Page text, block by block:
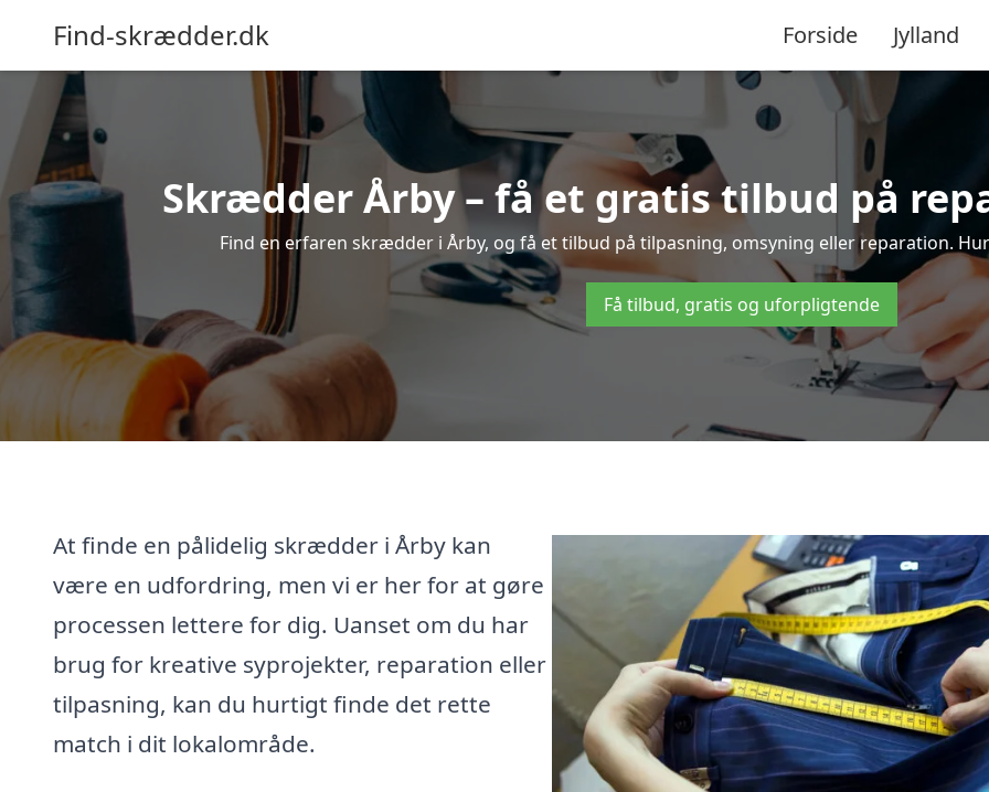
Find-skrædder.dk Forside Jylland
Skrædder Årby – få et gratis tilbud på
Find en erfaren skrædder i Årby, og få et tilbud på tilpasning, omsyning eller reparation.
Få tilbud, gratis og uforpligtende
At finde en pålidelig skrædder i Årby kan
være en udfordring, men vi er her for at gøre
processen lettere for dig. Uanset om du har
brug for kreative syprojekter, reparation eller
tilpasning, kan du hurtigt finde det rette
match i dit lokalområde.